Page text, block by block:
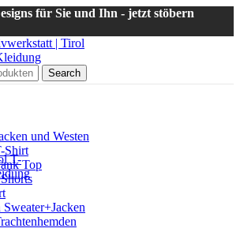
für Sie und Ihn - jetzt stöbern
Search
und Westen
Shirt
Top